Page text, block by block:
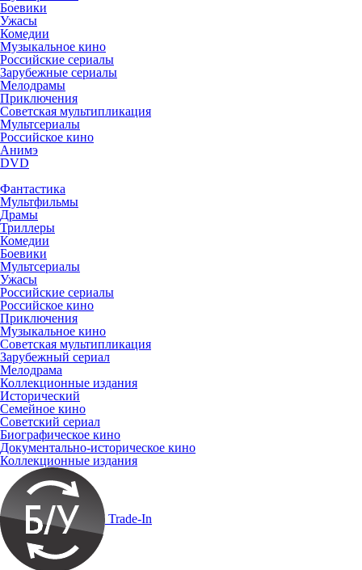
Боевики
Ужасы
Комедии
Музыкальное кино
Российские сериалы
Зарубежные сериалы
Мелодрамы
Приключения
Советская мультипликация
Мультсериалы
Российское кино
Анимэ
DVD
Фантастика
Мультфильмы
Драмы
Триллеры
Комедии
Боевики
Мультсериалы
Ужасы
Российские сериалы
Российское кино
Приключения
Музыкальное кино
Советская мультипликация
Зарубежный сериал
Мелодрама
Коллекционные издания
Исторический
Семейное кино
Советский сериал
Биографическое кино
Документально-историческое кино
Коллекционные издания
Trade-In